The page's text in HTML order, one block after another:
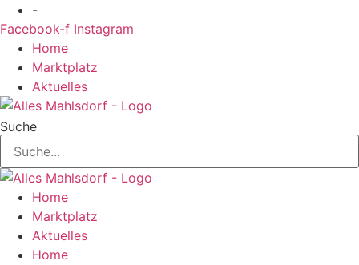
Zum
Inhalt
springen
-
Facebook-f Instagram
Home
Marktplatz
Aktuelles
Suche
Home
Marktplatz
Aktuelles
Home